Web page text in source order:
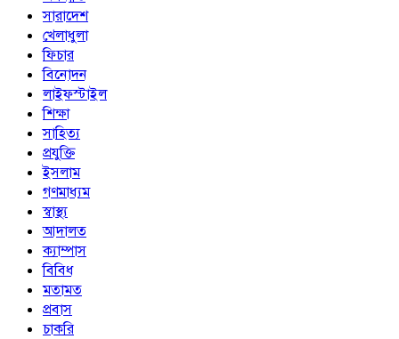
সারাদেশ
খেলাধুলা
ফিচার
বিনোদন
লাইফস্টাইল
শিক্ষা
সাহিত্য
প্রযুক্তি
ইসলাম
গণমাধ্যম
স্বাস্থ্য
আদালত
ক্যাম্পাস
বিবিধ
মতামত
প্রবাস
চাকরি